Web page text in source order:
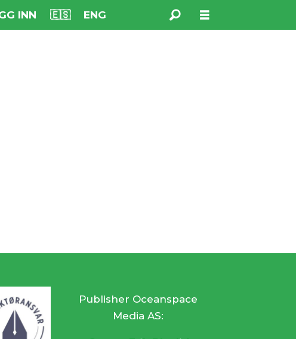
INN 🇪🇸 ENG
Publisher Oceanspace
Media AS: